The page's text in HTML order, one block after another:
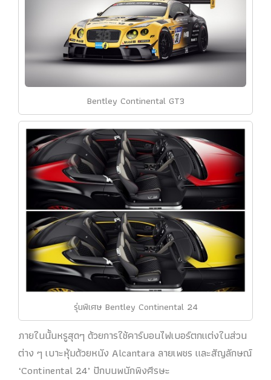
Bentley Continental GT3
รุ่นพิเศษ Bentley Continental 24
ภายในนั้นหรูสุดๆ ด้วยการใช้คาร์บอนไฟเบอร์ตกแต่งในส่วน
ต่าง ๆ เบาะหุ้มด้วยหนัง Alcantara ลายเพชร และสัญลักษณ์
‘Continental 24’ ปักบนพนักพิงศีรษะ